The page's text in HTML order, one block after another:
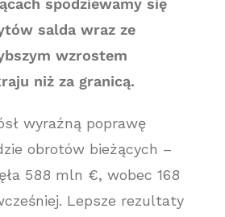
spodziewamy się
salda wraz ze
wzrostem
niż za granicą.
wyraźną poprawę
obrotów bieżących –
588 mln €, wobec 168
Lepsze rezultaty